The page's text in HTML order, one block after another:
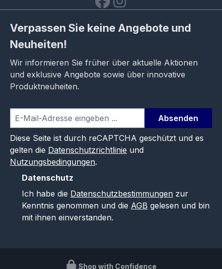
Verpassen Sie keine Angebote und
Neuheiten!
Wir informieren Sie früher über aktuelle Aktionen
und exklusive Angebote sowie über innovative
Produktneuheiten.
Absenden
Diese Seite ist durch reCAPTCHA geschützt und es
gelten die Datenschutzrichtlinie und
Nutzungsbedingungen.
Datenschutz
Ich habe die Datenschutzbestimmungen zur
Kenntnis genommen und die AGB gelesen und bin
mit ihnen einverstanden.
Shop with Confidence